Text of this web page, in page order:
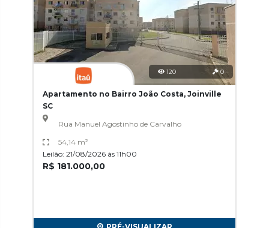
120 0
Apartamento no Bairro João Costa, Joinville
SC
Rua Manuel Agostinho de Carvalho
54,14 m²
Leilão: 21/08/2026 às 11h00
R$ 181.000,00